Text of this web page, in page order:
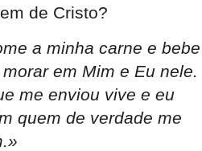
de Cristo?
a minha carne e bebe
em Mim e Eu nele.
me enviou vive e eu
quem de verdade me